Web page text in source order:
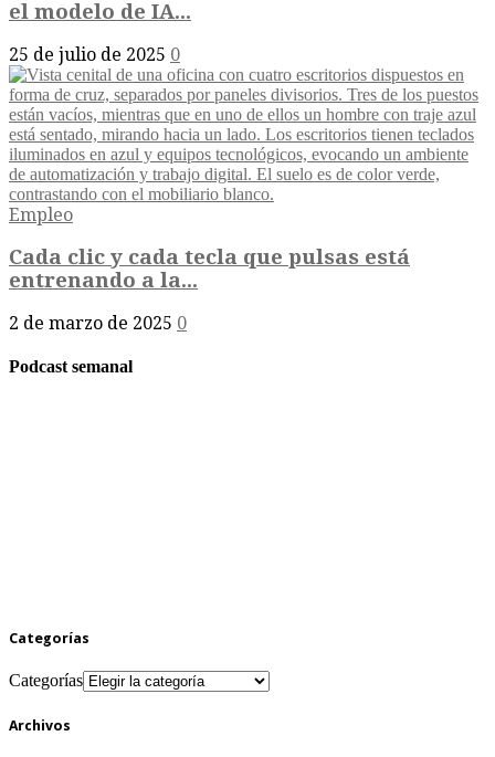
el modelo de IA...
25 de julio de 2025 0
Empleo
Cada clic y cada tecla que pulsas está
entrenando a la...
2 de marzo de 2025 0
Podcast semanal
Categorías
Categorías
Archivos